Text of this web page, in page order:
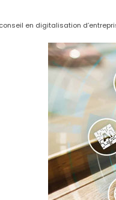
en digitalisation